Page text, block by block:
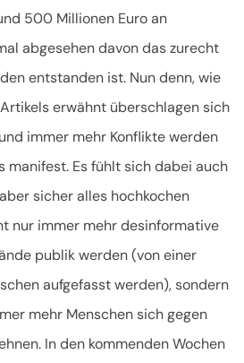
500 Millionen Euro an
abgesehen davon das zurecht
entstanden ist. Nun denn, wie
erwähnt überschlagen sich
immer mehr Konflikte werden
manifest. Es fühlt sich dabei auch
sicher alles hochkochen
nur immer mehr desinformative
publik werden (von einer
aufgefasst werden), sondern
mehr Menschen sich gegen
In den kommenden Wochen